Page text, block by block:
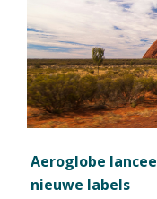
Aeroglobe
nieuwe labels